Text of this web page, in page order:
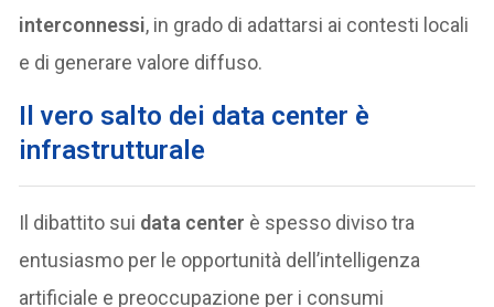
interconnessi, in grado di adattarsi ai contesti locali
e di generare valore diffuso.
Il vero salto dei data center è
infrastrutturale
Il dibattito sui data center è spesso diviso tra
entusiasmo per le opportunità dell’intelligenza
artificiale e preoccupazione per i consumi